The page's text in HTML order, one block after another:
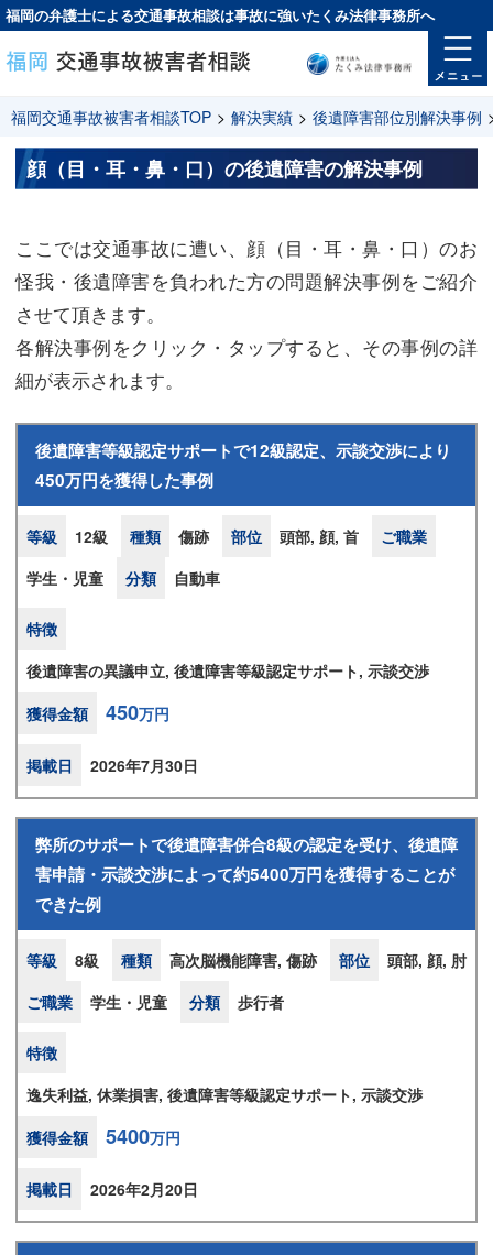
福岡の弁護士による交通事故相談は事故に強いたくみ法律事務所へ
福岡交通事故被害者相談TOP > 解決実績 > 後遺障害部位別解決事例
顔（目・耳・鼻・口）の後遺障害の解決事例
ここでは交通事故に遭い、顔（目・耳・鼻・口）のお
怪我・後遺障害を負われた方の問題解決事例をご紹介
させて頂きます。
各解決事例をクリック・タップすると、その事例の詳
細が表示されます。
後遺障害等級認定サポートで12級認定、示談交渉により
450万円を獲得した事例
等級 12級 種類 傷跡 部位 頭部, 顔, 首
ご職業
学生・児童
分類 自動車
特徴
後遺障害の異議申立, 後遺障害等級認定サポート, 示談交渉
獲得金額
450万円
掲載日 2026年7月30日
弊所のサポートで後遺障害併合8級の認定を受け、後遺障
害申請・示談交渉によって約5400万円を獲得することが
できた例
等級 8級 種類 高次脳機能障害, 傷跡 部位
頭部, 顔, 肘
ご職業
学生・児童 分類 歩行者
特徴
逸失利益, 休業損害, 後遺障害等級認定サポート, 示談交渉
獲得金額
5400万円
掲載日 2026年2月20日